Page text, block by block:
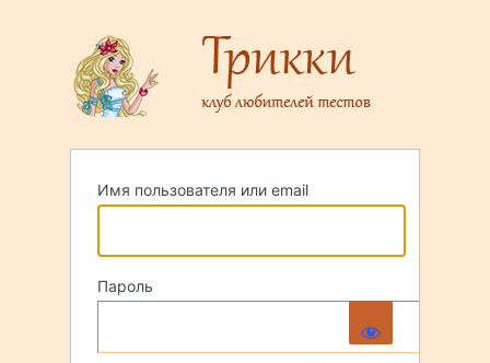
Имя пользователя или email
Пароль